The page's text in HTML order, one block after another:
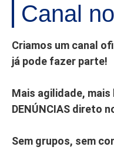
Canal
Criamos um canal
já pode fazer parte!
Mais agilidade,
DENÚNCIAS direto
Sem grupos, sem